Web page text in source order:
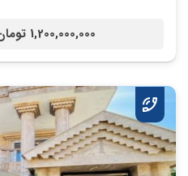
1,200,000,000 تومان /